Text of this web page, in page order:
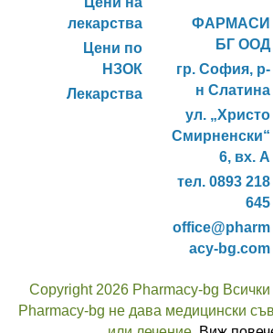
лекарства
Цени по
НЗОК
Лекарства
ФАРМАСИ
БГ ООД
гр. София, р-
н Слатина
ул. „Христо
Смирненски“
6, вх. А
тел. 0893 218
645
office@pharm
acy-bg.com
Copyright 2026 Pharmacy-bg Всички
Pharmacy-bg не дава медицински